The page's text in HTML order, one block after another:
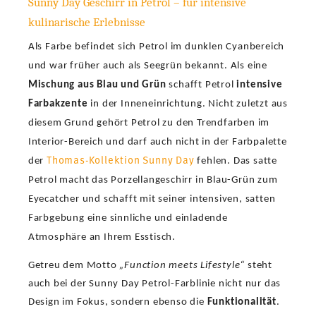
kulinarische Erlebnisse
Als Farbe befindet sich Petrol im dunklen Cyanbereich
und war früher auch als Seegrün bekannt. Als eine
Mischung aus Blau und Grün schafft Petrol intensive
Farbakzente in der Inneneinrichtung. Nicht zuletzt aus
diesem Grund gehört Petrol zu den Trendfarben im
Interior-Bereich und darf auch nicht in der Farbpalette
der Thomas-Kollektion Sunny Dayfehlen. Das satte
Petrol macht das Porzellangeschirr in Blau-Grün zum
Eyecatcher und schafft mit seiner intensiven, satten
Farbgebung eine sinnliche und einladende
Atmosphäre an Ihrem Esstisch.
Getreu dem Motto „Function meets Lifestyle“ steht
auch bei der Sunny Day Petrol-Farblinie nicht nur das
Design im Fokus, sondern ebenso die Funktionalität.